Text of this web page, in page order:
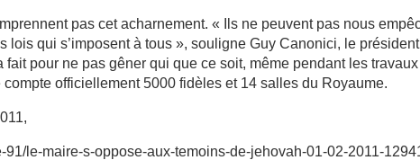
pas cet acharnement. « Ils ne peuvent pas nous
lois qui s’imposent à tous », souligne Guy Canonici, le
fait pour ne pas gêner qui que ce soit, même pendant les
compte officiellement 5000 fidèles et 14 salles du Royaume.
91/le-maire-s-oppose-aux-temoins-de-jehovah-01-02-2011-